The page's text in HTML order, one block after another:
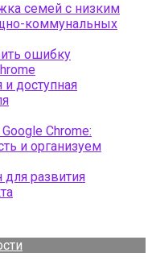
семей с низким
коммунальных
ошибку
доступная
Chrome:
и организуем
развития